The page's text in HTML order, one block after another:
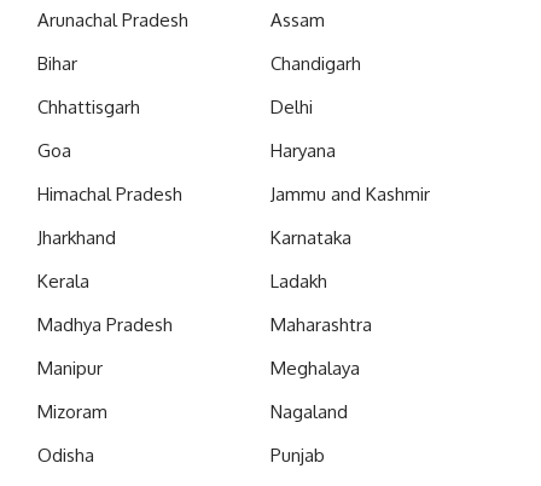
Arunachal Pradesh
Assam
Bihar
Chandigarh
Chhattisgarh
Delhi
Goa
Haryana
Himachal Pradesh
Jammu and Kashmir
Jharkhand
Karnataka
Kerala
Ladakh
Madhya Pradesh
Maharashtra
Manipur
Meghalaya
Mizoram
Nagaland
Odisha
Punjab